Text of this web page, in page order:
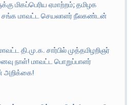
மிகப்பெரிய ஏமாற்றம்; தமிழக
சங்க மாவட்ட செயலாளர் நீலகண்டன்
தி.மு.க. சார்பில் முத்தமிழறிஞர்
நாள்! மாவட்ட பொறுப்பாளர்
அறிக்கை!